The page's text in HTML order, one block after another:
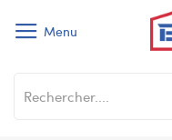
Menu